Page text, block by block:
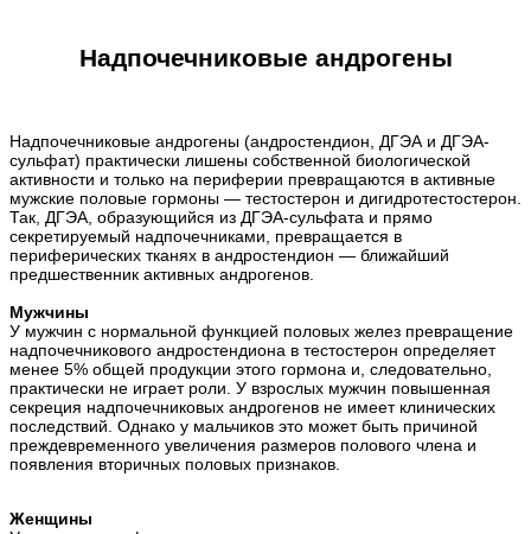
Надпочечниковые андрогены
Надпочечниковые андрогены (андростендион, ДГЭА и ДГЭА-
сульфат) практически лишены собственной биологической
активности и только на периферии превращаются в активные
мужские половые гормоны — тестостерон и дигидротестостерон.
Так, ДГЭА, образующийся из ДГЭА-сульфата и прямо
секретируемый надпочечниками, превращается в
периферических тканях в андростендион — ближайший
предшественник активных андрогенов.
Мужчины
У мужчин с нормальной функцией половых желез превращение
надпочечникового андростендиона в тестостерон определяет
менее 5% общей продукции этого гормона и, следовательно,
практически не играет роли. У взрослых мужчин повышенная
секреция надпочечниковых андрогенов не имеет клинических
последствий. Однако у мальчиков это может быть причиной
преждевременного увеличения размеров полового члена и
появления вторичных половых признаков.
Женщины